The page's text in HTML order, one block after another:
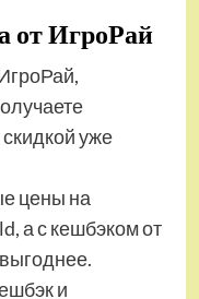
от ИгроРай
уже
цены на
а с кешбэком от
и